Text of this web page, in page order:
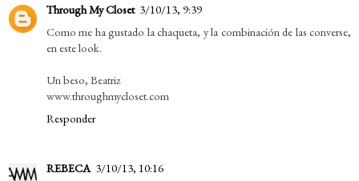
Through My Closet 3/10/13, 9:39
Como me ha gustado la chaqueta, y la combinación de las converse,
en este look.
Un beso, Beatriz
www.throughmycloset.com
Responder
REBECA 3/10/13, 10:16